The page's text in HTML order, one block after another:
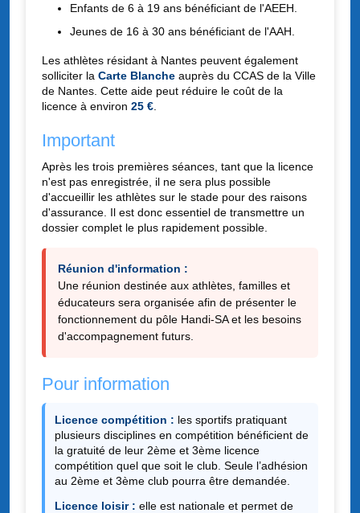
Enfants de 6 à 19 ans bénéficiant de l'AEEH.
Jeunes de 16 à 30 ans bénéficiant de l'AAH.
Les athlètes résidant à Nantes peuvent également
solliciter la Carte Blanche auprès du CCAS de la Ville
de Nantes. Cette aide peut réduire le coût de la
licence à environ 25 €
Important
Après les trois premières séances, tant que la licence
n'est pas enregistrée, il ne sera plus possible
d'accueillir les athlètes sur le stade pour des raisons
d'assurance. Il est donc essentiel de transmettre un
dossier complet le plus rapidement possible.
Réunion d'information :
Une réunion destinée aux athlètes, familles et
éducateurs sera organisée afin de présenter le
fonctionnement du pôle Handi-SA et les besoins
d'accompagnement futurs.
Pour information
Licence compétition : les sportifs pratiquant
plusieurs disciplines en compétition bénéficient de
la gratuité de leur 2ème et 3ème licence
compétition quel que soit le club. Seule l’adhésion
au 2ème et 3ème club pourra être demandée.
Licence loisir : elle est nationale et permet de